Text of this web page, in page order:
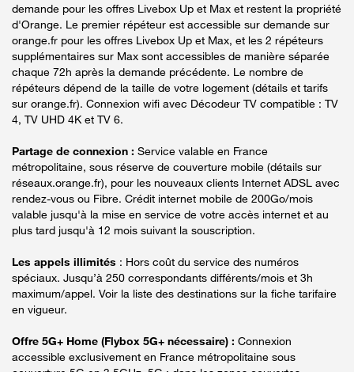
demande pour les offres Livebox Up et Max et restent la propriété
d'Orange. Le premier répéteur est accessible sur demande sur
orange.fr pour les offres Livebox Up et Max, et les 2 répéteurs
supplémentaires sur Max sont accessibles de manière séparée
chaque 72h après la demande précédente. Le nombre de
répéteurs dépend de la taille de votre logement (détails et tarifs
sur orange.fr). Connexion wifi avec Décodeur TV compatible : TV
4, TV UHD 4K et TV 6.
Partage de connexion : Service valable en France
métropolitaine, sous réserve de couverture mobile (détails sur
réseaux.orange.fr), pour les nouveaux clients Internet ADSL avec
rendez-vous ou Fibre. Crédit internet mobile de 200Go/mois
valable jusqu'à la mise en service de votre accès internet et au
plus tard jusqu'à 12 mois suivant la souscription.
Les appels illimités : Hors coût du service des numéros
spéciaux. Jusqu’à 250 correspondants différents/mois et 3h
maximum/appel. Voir la liste des destinations sur la fiche tarifaire
en vigueur.
Offre 5G+ Home (Flybox 5G+ nécessaire) : Connexion
accessible exclusivement en France métropolitaine sous